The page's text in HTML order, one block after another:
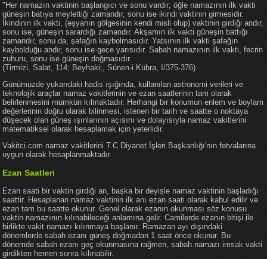
"Her namazın vaktinin başlangıcı ve sonu vardır; öğle namazının ilk vakti
güneşin batıya meylettiği zamandır, sonu ise ikindi vaktinin girmesidir.
İkindinin ilk vakti, (eşyanın gölgesinin kendi misli olup) vaktinin girdiği andır,
sonu ise, güneşin sarardığı zamandır. Akşamın ilk vakti güneşin battığı
zamandır, sonu da, şafağın kaybolmasıdır. Yatsının ilk vakti şafağın
kaybolduğu andır, sonu ise gece yarısıdır. Sabah namazının ilk vakti, fecrin
zuhuru, sonu ise güneşin doğmasıdır.
(Tirmizi, Salat, 114; Beyhaki;, Sünen-i Kübra, I/375-376)
Günümüzde yukarıdaki hadis ışığında, kullanılan astronomi verileri ve
teknolojik araçlar namaz vakitlerinin ve ezan saatlerinin tam olarak
belirlenmesini mümkün kılmaktadır. Herhangi bir konumun enlem ve boylam
değerlerinin doğru olarak bilinmesi, istenen bir tarih ve saatte o noktaya
düşecek olan güneş ışınlarının açısını ve dolayısıyla namaz vakitlerini
matematiksel olarak hesaplamak için yeterlidir.
Vakitci.com namaz vakitlerini T.C Diyanet İşleri Başkanlığı'nın fetvalarına
uygun olarak hesaplanmaktadır.
Ezan Saatleri
Ezan saati bir vaktin girdiği an, başka bir deyişle namaz vaktinin başladığı
saattir. Hesaplanan namaz vaktinin ilk anı ezan saati olarak kabul edilir ve
ezan tam bu saatte okunur. Genel olarak ezanın okunması söz konusu
vaktin namazının kılınabileceği anlamına gelir. Camilerde ezanın bitişi ile
birlikte vakit namazı kılınmaya başlanır. Ramazan ayı dışındaki
dönemlerde sabah ezanı güneş doğmadan 1 saat önce okunur. Bu
dönemde sabah ezanı geç okunmasına rağmen, sabah namazı imsak vakti
girdikten hemen sonra kılınabilir.